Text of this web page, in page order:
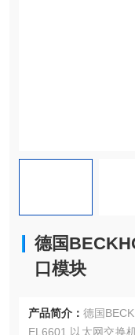
德国
口模块
产品简介： 德国
EL6601 以太网交换